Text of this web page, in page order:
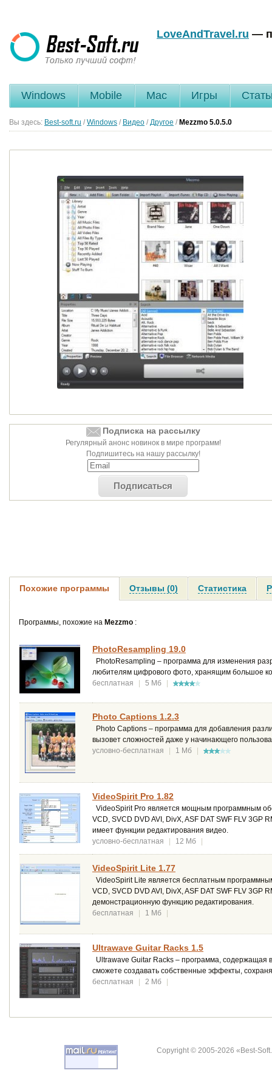
LoveAndTravel.ru —
Windows Mobile Mac Игры
Вы здесь: Best-soft.ru / Windows / Видео / Другое / Mezzmo 5.0.5.0
Подписка на рассылку
Регулярный анонс новинок в мире программ!
Подпишитесь на нашу рассылку!
Подписаться
Похожие программы Отзывы (0) Статистика
Программы, похожие на Mezzmo :
PhotoResampling 19.0
PhotoResampling – программа для изменения
любителям цифрового фото, хранящим большое
бесплатная
| 5 Мб |
Photo Captions 1.2.3
Photo Captions – программа для добавления
вызовет сложностей даже у начинающего
условно-бесплатная
| 1 Мб |
VideoSpirit Pro 1.82
VideoSpirit Pro является мощным программным
VCD, SVCD DVD AVI, DivX, ASF DAT SWF FLV
имеет функции редактирования видео.
условно-бесплатная
| 12 Мб |
VideoSpirit Lite 1.77
VideoSpirit Lite является бесплатным
VCD, SVCD DVD AVI, DivX, ASF DAT SWF FLV
демонстрационную функцию редактирования.
бесплатная
| 1 Мб |
Ultrawave Guitar Racks 1.5
Ultrawave Guitar Racks – программа, содержащая
сможете создавать собственные эффекты,
бесплатная
| 2 Мб |
Copyright © 2005-2026 «Best-